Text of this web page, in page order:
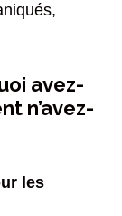
avez-
n’avez-
les